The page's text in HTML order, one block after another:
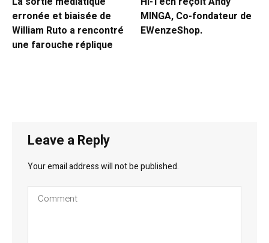
erronée et biaisée de
William Ruto a rencontré
une farouche réplique
MINGA, Co-fondateur de
EWenzeShop.
Leave a Reply
Your email address will not be published.